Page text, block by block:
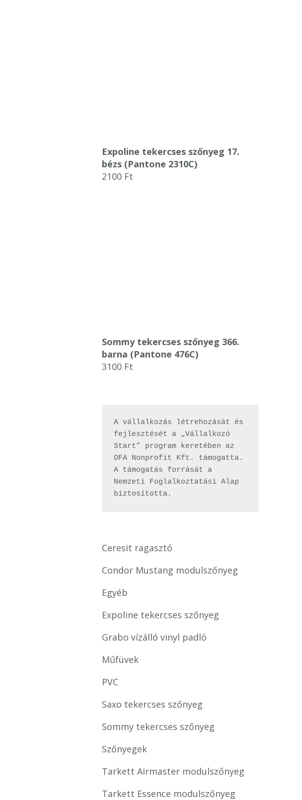
Expoline tekercses szőnyeg 17.
bézs (Pantone 2310C)
2100 Ft
Sommy tekercses szőnyeg 366.
barna (Pantone 476C)
3100 Ft
A vállalkozás létrehozását és
fejlesztését a „Vállalkozó
Start” program keretében az
OFA Nonprofit Kft. támogatta.
A támogatás forrását a
Nemzeti Foglalkoztatási Alap
biztosította.
Ceresit ragasztó
Condor Mustang modulszőnyeg
Egyéb
Expoline tekercses szőnyeg
Grabo vízálló vinyl padló
Műfüvek
PVC
Saxo tekercses szőnyeg
Sommy tekercses szőnyeg
Szőnyegek
Tarkett Airmaster modulszőnyeg
Tarkett Essence modulszőnyeg